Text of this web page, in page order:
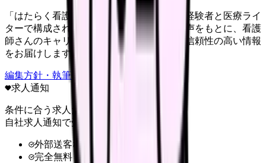
「はたらく看護師さん」編集部は、看護師経験者と医療ライ
ターで構成されています。現場のリアルな声をもとに、看護
師さんのキャリア・転職・働き方に関する信頼性の高い情報
をお届けします。
編集方針・執筆体制・監修体制を見る
求人通知
条件に合う求人だけ
自社求人通知で受け取る
外部送客なし
完全無料